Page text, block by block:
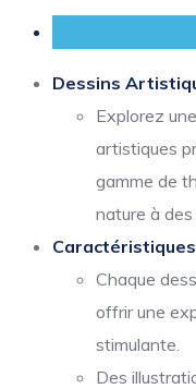
Dessins
Explorez
artistiques
gamme de
nature à
Chaque
offrir une
stimulante.
Des